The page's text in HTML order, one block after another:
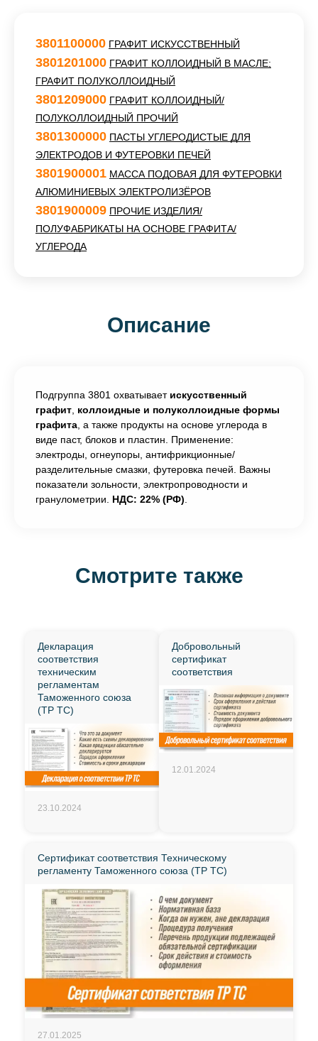
3801100000 ГРАФИТ ИСКУССТВЕННЫЙ
3801201000 ГРАФИТ КОЛЛОИДНЫЙ В МАСЛЕ;
ГРАФИТ ПОЛУКОЛЛОИДНЫЙ
3801209000 ГРАФИТ КОЛЛОИДНЫЙ/
ПОЛУКОЛЛОИДНЫЙ ПРОЧИЙ
3801300000 ПАСТЫ УГЛЕРОДИСТЫЕ ДЛЯ
ЭЛЕКТРОДОВ И ФУТЕРОВКИ ПЕЧЕЙ
3801900001 МАССА ПОДОВАЯ ДЛЯ ФУТЕРОВКИ
АЛЮМИНИЕВЫХ ЭЛЕКТРОЛИЗЁРОВ
3801900009 ПРОЧИЕ ИЗДЕЛИЯ/
ПОЛУФАБРИКАТЫ НА ОСНОВЕ ГРАФИТА/
УГЛЕРОДА
Описание
Подгруппа 3801 охватывает искусственный
графит коллоидные и полуколлоидные формы
графита , а также продукты на основе углерода в
виде паст, блоков и пластин. Применение:
электроды, огнеупоры, антифрикционные/
разделительные смазки, футеровка печей. Важны
показатели зольности, электропроводности и
гранулометрии. НДС: 22% (РФ)
Смотрите также
Декларация
соответствия
техническим
регламентам
Таможенного союза
(ТР ТС)
23.10.2024
Добровольный
сертификат
соответствия
12.01.2024
Сертификат соответствия Техническому
регламенту Таможенного союза (ТР ТС)
27.01.2025